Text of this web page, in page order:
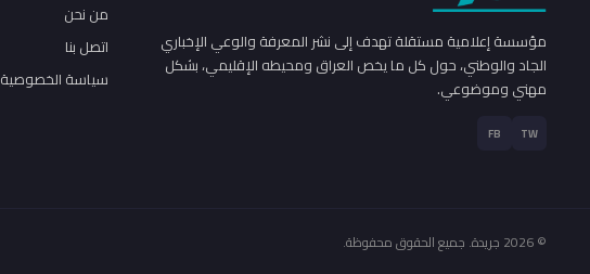
مؤسسة إعلامية مستقلة تهدف إلى نشر المعرفة والوعي الإخباري
الجاد والوطني، حول كل ما يخص العراق ومحيطه الإقليمي، بشكل
مهني وموضوعي.
TW
FB
من نحن
اتصل بنا
سياسة الخصوصية
© 2026 جريدة. جميع الحقوق محفوظة.